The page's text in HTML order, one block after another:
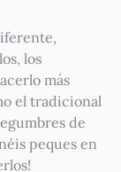
los
más
el tradicional
de
peques en